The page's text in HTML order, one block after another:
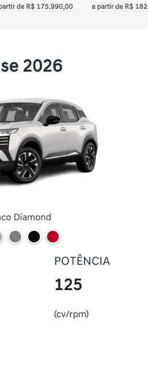
de R$ 175.990,00 a partir de R$
2026
Diamond
POTÊNCIA
125
(cv/rpm)